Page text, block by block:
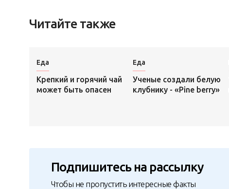
Читайте также
Еда
Крепкий и горячий чай
может быть опасен
Еда
Ученые создали белую
клубнику - «Pine berry»
Подпишитесь на рассылку
Чтобы не пропустить интересные факты